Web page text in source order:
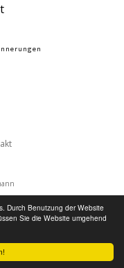
Durch Benutzung der Website
Sie die Website umgehend